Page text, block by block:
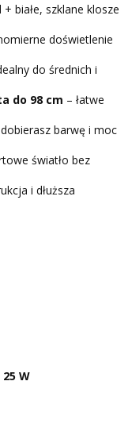
białe, szklane klosze
doświetlenie
do średnich i
do 98 cm – łatwe
barwę i moc
światło bez
i dłuższa
25 W